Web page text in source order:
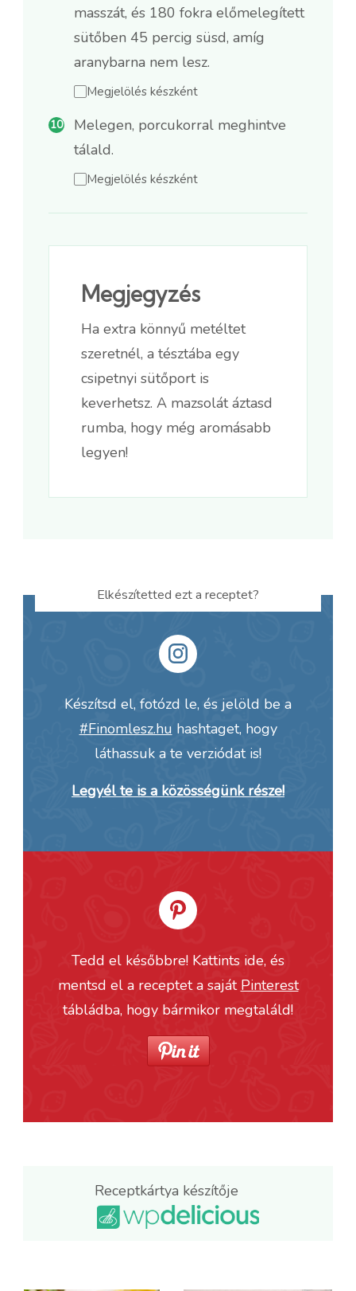
masszát, és 180 fokra előmelegített
sütőben 45 percig süsd, amíg
aranybarna nem lesz.
Megjelölés készként
Melegen, porcukorral meghintve
tálald.
Megjelölés készként
Megjegyzés
Ha extra könnyű metéltet
szeretnél, a tésztába egy
csipetnyi sütőport is
keverhetsz. A mazsolát áztasd
rumba, hogy még aromásabb
legyen!
Elkészítetted ezt a receptet?
Készítsd el, fotózd le, és jelöld be a
#Finomlesz.hu hashtaget, hogy
láthassuk a te verziódat is!
Legyél te is a közösségünk része!
Tedd el későbbre! Kattints ide, és
mentsd el a receptet a saját Pinterest
tábládba, hogy bármikor megtaláld!
Receptkártya készítője